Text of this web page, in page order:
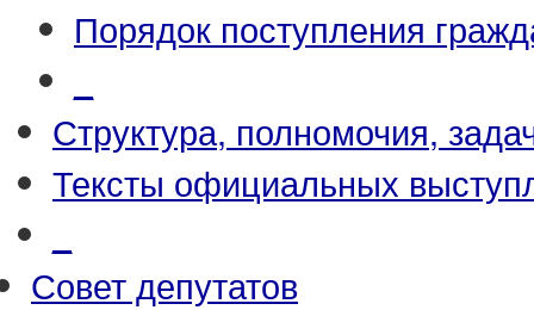
Порядок поступления
Структура, полномочия,
Тексты официальных
Совет депутатов